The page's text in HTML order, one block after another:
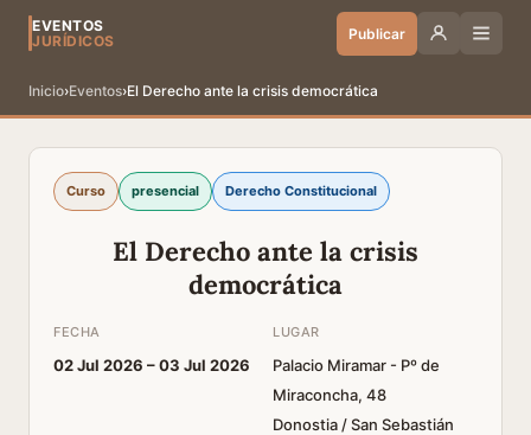
EVENTOS
JURÍDICOS
Publicar
Inicio›Eventos›El Derecho ante la crisis democrática
Curso presencial Derecho Constitucional
El Derecho ante la crisis
democrática
FECHA
02 Jul 2026 –03 Jul 2026
LUGAR
Palacio Miramar - Pº de
Miraconcha, 48
Donostia / San Sebastián